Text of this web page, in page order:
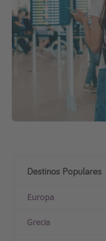
Destinos Populares
Europa
Grecia